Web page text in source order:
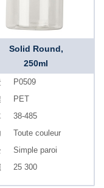
Solid Round,
250ml
P0509
PET
38-485
Toute couleur
Simple paroi
25 300